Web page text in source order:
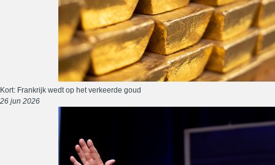
Kort: Frankrijk wedt op het verkeerde goud
26 jun 2026